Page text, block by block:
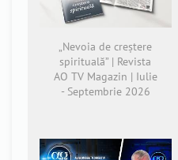
„Nevoia de creștere
spirituală” | Revista
AO TV Magazin | Iulie
- Septembrie 2026